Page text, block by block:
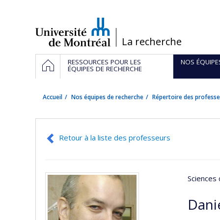
/La recherche
Navigation
principale
ACCUEILRESSOURCES POUR LES
ÉQUIPES DE RECHERCHE
NOS
Accueil Nos équipes de recherche Répertoire des
Retour à la liste des professeurs
Sciences